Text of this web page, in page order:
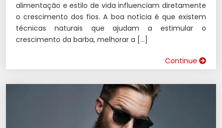
alimentação e estilo de vida influenciam diretamente
o crescimento dos fios. A boa notícia é que existem
técnicas naturais que ajudam a estimular o
crescimento da barba, melhorar a […]
Continue